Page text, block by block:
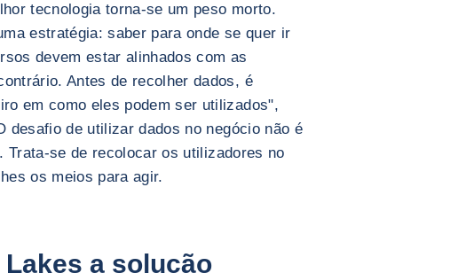
tecnologia torna-se um peso morto.
estratégia: saber para onde se quer ir
devem estar alinhados com as
Antes de recolher dados, é
em como eles podem ser utilizados",
desafio de utilizar dados no negócio não é
Trata-se de recolocar os utilizadores no
os meios para agir.
a solução